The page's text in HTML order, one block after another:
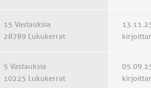
15 Vastauksia
28789 Lukukerrat
5 Vastauksia
10225 Lukukerrat